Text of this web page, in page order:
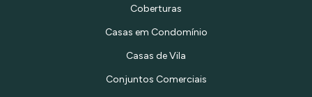
Coberturas
Casas em Condomínio
Casas de Vila
Conjuntos Comerciais